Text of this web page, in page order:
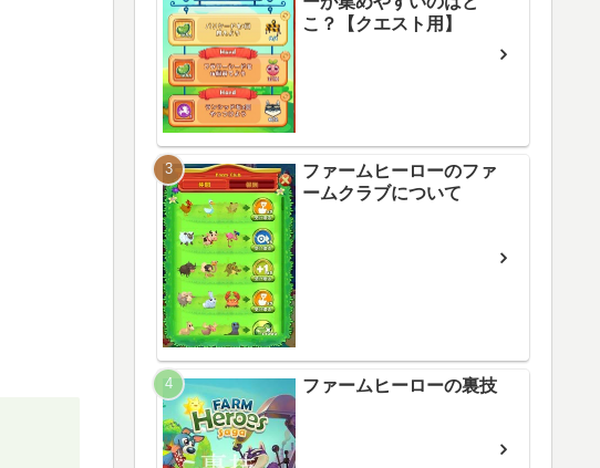
こ？【クエスト用】
ファームヒーローのファ
ームクラブについて
ファームヒーローの裏技